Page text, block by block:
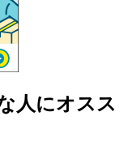
人にオスス